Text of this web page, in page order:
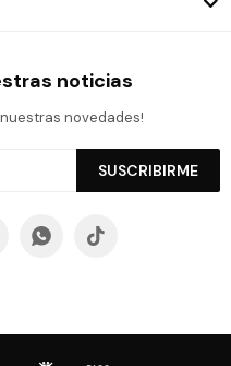
noticias
novedades!
SUSCRIBIRME
 